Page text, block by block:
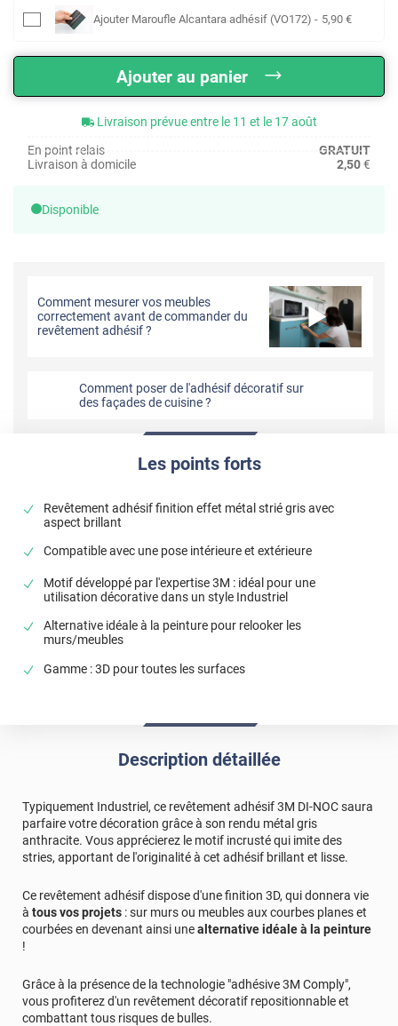
Ajouter Maroufle Alcantara adhésif (VO172) - 5,90 €
Ajouter au panier
Livraison prévue entre le 11 et le 17 août
En point relais
GRATUIT
Livraison à domicile
2,50€
Disponible
Comment mesurer vos meubles
correctement avant de commander du
revêtement adhésif ?
Comment poser de l'adhésif décoratif sur
des façades de cuisine ?
Les points forts
Revêtement adhésif finition effet métal strié gris avec
aspect brillant
Compatible avec une pose intérieure et extérieure
Motif développé par l'expertise 3M : idéal pour une
utilisation décorative dans un style Industriel
Alternative idéale à la peinture pour relooker les
murs/meubles
Gamme : 3D pour toutes les surfaces
Description détaillée
Typiquement Industriel, ce revêtement adhésif 3M DI-NOC saura
parfaire votre décoration grâce à son rendu métal gris
anthracite. Vous apprécierez le motif incrusté qui imite des
stries, apportant de l'originalité à cet adhésif brillant et lisse.
Ce revêtement adhésif dispose d'une finition 3D, qui donnera vie
à tous vos projets : sur murs ou meubles aux courbes planes et
courbées en devenant ainsi unealternative idéale à la peinture
!
Grâce à la présence de la technologie "adhésive 3M Comply",
vous profiterez d'un revêtement décoratif repositionnable et
combattant tous risques de bulles.